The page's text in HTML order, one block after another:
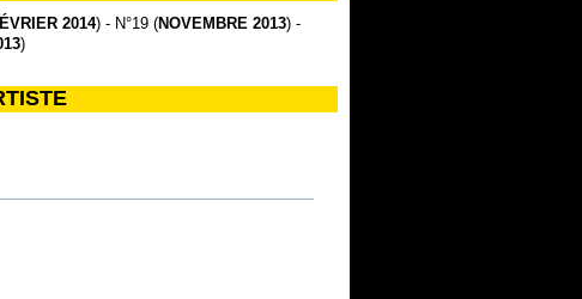
2014) - N°19 (NOVEMBRE 2013) -
)